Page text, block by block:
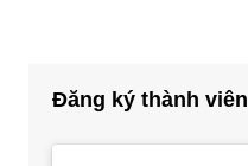
Đăng ký thành viên